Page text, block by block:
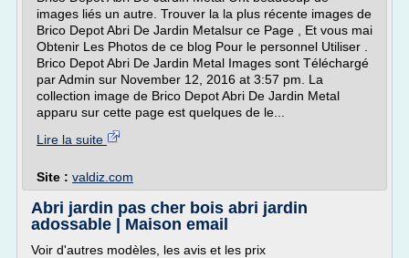
images liés un autre. Trouver la la plus récente images de
Brico Depot Abri De Jardin Metalsur ce Page , Et vous mai
Obtenir Les Photos de ce blog Pour le personnel Utiliser .
Brico Depot Abri De Jardin Metal Images sont Téléchargé
par Admin sur November 12, 2016 at 3:57 pm. La
collection image de Brico Depot Abri De Jardin Metal
apparu sur cette page est quelques de le...
Lire la suite
Site : valdiz.com
Abri jardin pas cher bois abri jardin
adossable | Maison email
Voir d'autres modèles, les avis et les prix